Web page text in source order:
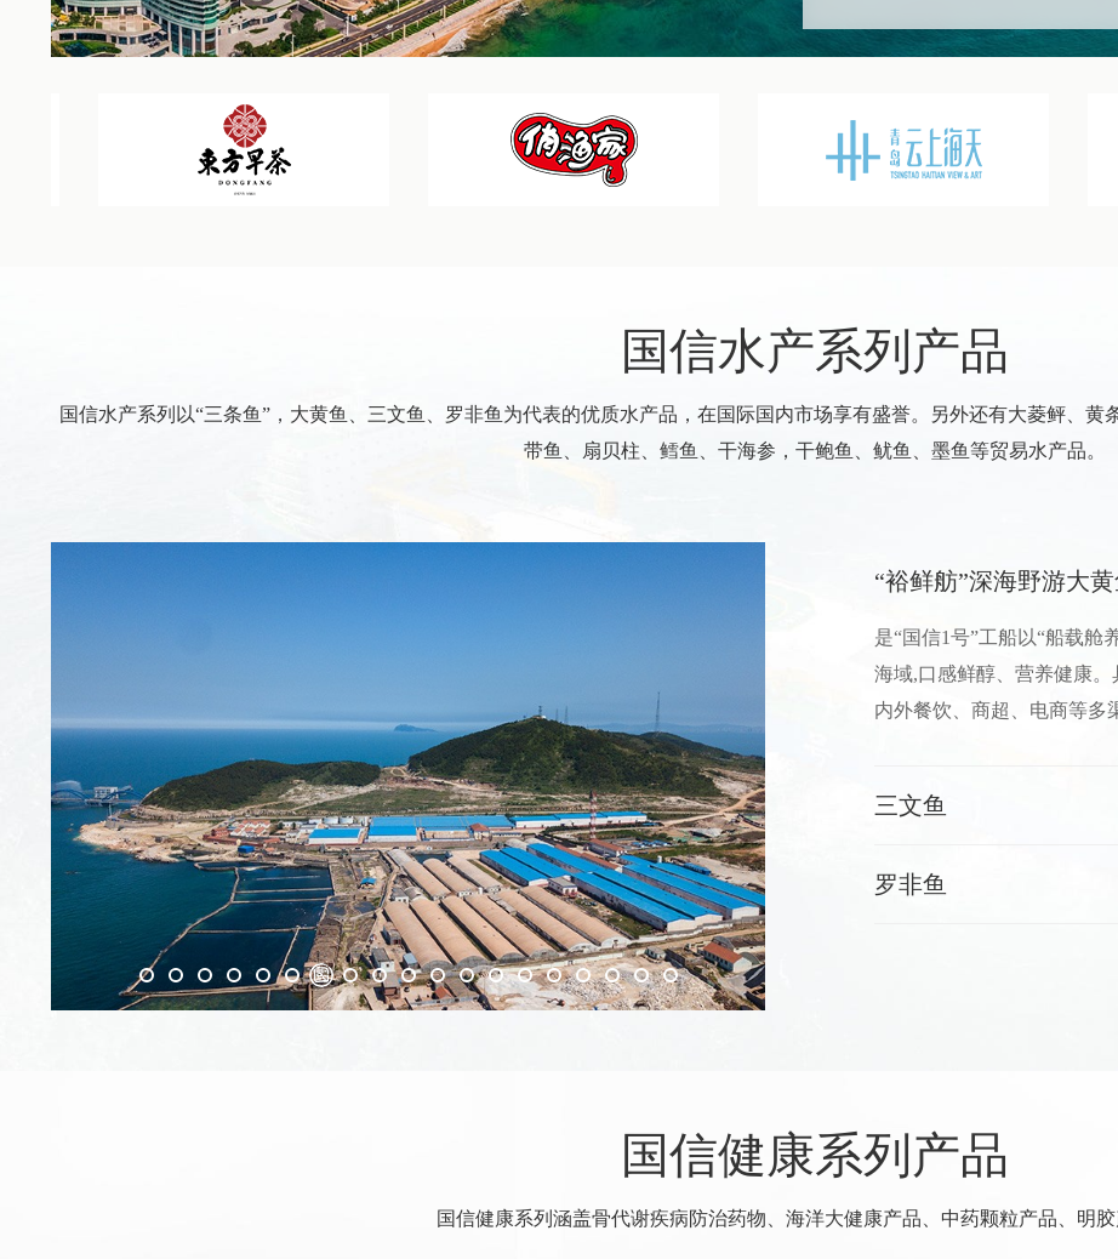
国信水产系列产品
国信水产系列以“三条鱼”，大黄鱼、三文鱼、罗非鱼为代表的优质水产品，在国际国内市场享有盛誉。另外还有大菱鲆、黄
带鱼、扇贝柱、鳕鱼、干海参，干鲍鱼、鱿鱼、墨鱼等贸易水产品。
“裕鲜舫”深海野游大黄
是“国信1号”工船以“船载舱
海域,口感鲜醇、营养健康
内外餐饮、商超、电商等多
三文鱼
罗非鱼
国信健康系列产品
国信健康系列涵盖骨代谢疾病防治药物、海洋大健康产品、中药颗粒产品、明胶